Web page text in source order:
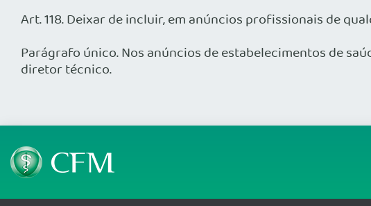
Art. 118. Deixar de incluir, em anúncios profissionais de
Parágrafo único. Nos anúncios de estabelecimentos de
diretor técnico.